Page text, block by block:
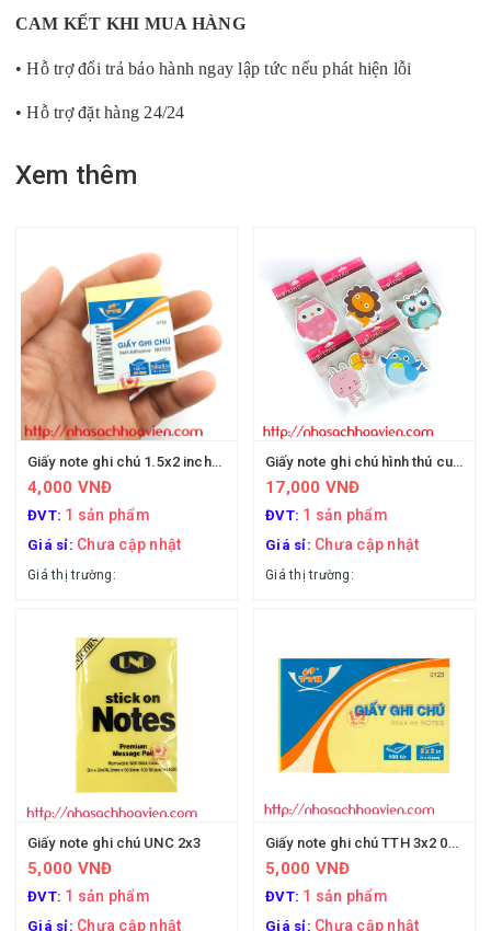
CAM KẾT KHI MUA HÀNG
• Hỗ trợ đổi trả bảo hành ngay lập tức nếu phát hiện lỗi
• Hỗ trợ đặt hàng 24/24
Xem thêm
Giấy note ghi chú 1.5x2 inches TTH (mini)
4,000 VNĐ
ĐVT: 1 sản phẩm
Giá sỉ: Chưa cập nhật
Giá thị trường:
Giấy note ghi chú hình thú cute
17,000 VNĐ
ĐVT: 1 sản phẩm
Giá sỉ: Chưa cập nhật
Giá thị trường:
Giấy note ghi chú UNC 2x3
5,000 VNĐ
ĐVT: 1 sản phẩm
Giá sỉ: Chưa cập nhật
Giấy note ghi chú TTH 3x2 0123
5,000 VNĐ
ĐVT: 1 sản phẩm
Giá sỉ: Chưa cập nhật